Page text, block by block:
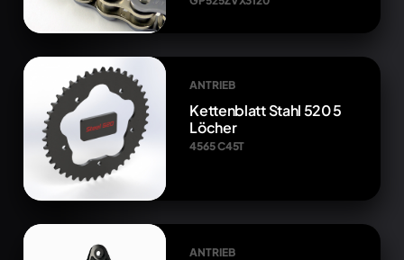
ANTRIEB
Kettenblatt Stahl 520 5
Löcher
4565 C45T
ANTRIEB